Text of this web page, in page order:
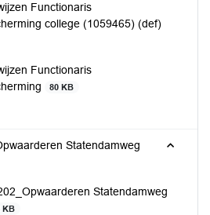
Functionaris
college (1059465) (def)
Functionaris
80 KB
Statendamweg
Statendamweg
KB